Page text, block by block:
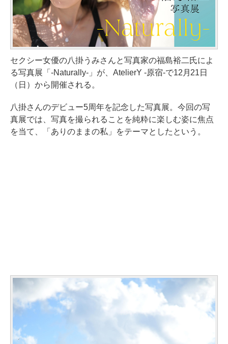
セクシー女優の八掛うみさんと写真家の福島裕二氏によ
る写真展「-Naturally-」が、AtelierY -原宿-で12月21日
（日）から開催される。
八掛さんのデビュー5周年を記念した写真展。今回の写
真展では、写真を撮られることを純粋に楽しむ姿に焦点
を当て、「ありのままの私」をテーマとしたという。